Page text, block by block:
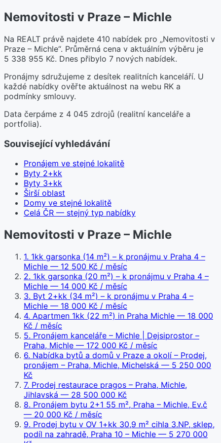
Nemovitosti v Praze – Michle
Na REALT právě najdete 410 nabídek pro „Nemovitosti v
Praze – Michle“. Průměrná cena v aktuálním výběru je
5 338 955 Kč. Dnes přibylo 7 nových nabídek.
Pronájmy sdružujeme z desítek realitních kanceláří. U
každé nabídky ověřte aktuálnost na webu RK a
podmínky smlouvy.
Data čerpáme z 4 045 zdrojů (realitní kanceláře a
portfolia).
Související vyhledávání
Pronájem ve stejné lokalitě
Byty 2+kk
Byty 3+kk
Širší oblast
Domy ve stejné lokalitě
Celá ČR — stejný typ nabídky
Nemovitosti v Praze – Michle
1. 1kk garsonka (14 m²) – k pronájmu v Praha 4 –
Michle — 12 500 Kč / měsíc
2. 1kk garsonka (20 m²) – k pronájmu v Praha 4 –
Michle — 14 000 Kč / měsíc
3. Byt 2+kk (34 m²) – k pronájmu v Praha 4 –
Michle — 18 000 Kč / měsíc
4. Apartmen 1kk (22 m²) in Praha Michle — 18 000
Kč / měsíc
5. Pronájem kanceláře – Michle | Dejsiprostor –
Praha, Michle — 172 000 Kč / měsíc
6. Nabídka bytů a domů v Praze a okolí – Prodej,
pronájem – Praha, Michle, Michelská — 5 250 000
Kč
7. Prodej restaurace pragos – Praha, Michle,
Jihlavská — 28 500 000 Kč
8. Pronájem bytu 2+1 55 m², Praha – Michle, Ev.č
— 20 000 Kč / měsíc
9. Prodej bytu v OV 1+kk 30,9 m² cihla 3.NP, sklep,
podíl na zahradě, Praha 10 – Michle — 5 270 000